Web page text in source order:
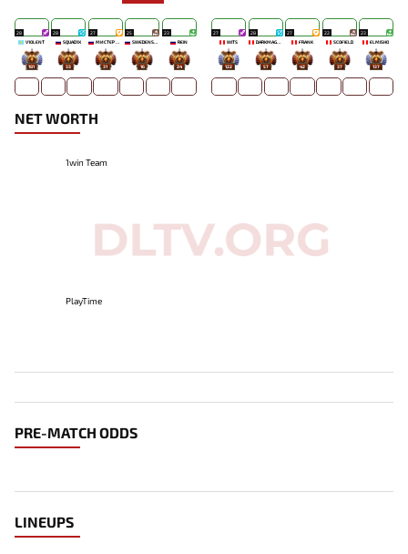
28
V1OLENT
181
28
SQUAD1X
33
27
31
25
16
23
REIN
24
27
WITS
122
28
DARKMAGO♡
57
27
FRANK
42
22
SCOFIELD
37
23
ELMISHO
137
NET WORTH
1win Team
PlayTime
PRE-MATCH ODDS
LINEUPS